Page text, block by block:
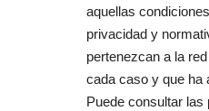
aquellas
privacidad y
pertenezcan a la
cada caso y que ha
Puede consultar